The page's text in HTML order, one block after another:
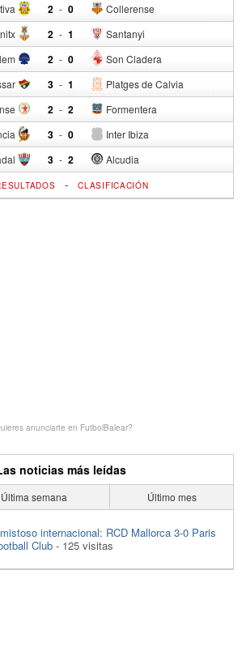
2 - Collerense
0
2 - Santanyi
1
2 - Son Cladera
0
3 - Platges de Calvia
1
2 - Formentera
2
3 - Inter Ibiza
0
3 - Alcudia
2
-CLASIFICACIÓN
anunciarte en FutbolBalear?
noticias más leídas
Última semana Último mes
internacional: RCD Mallorca 3-0 Paris
Club - 125 visitas